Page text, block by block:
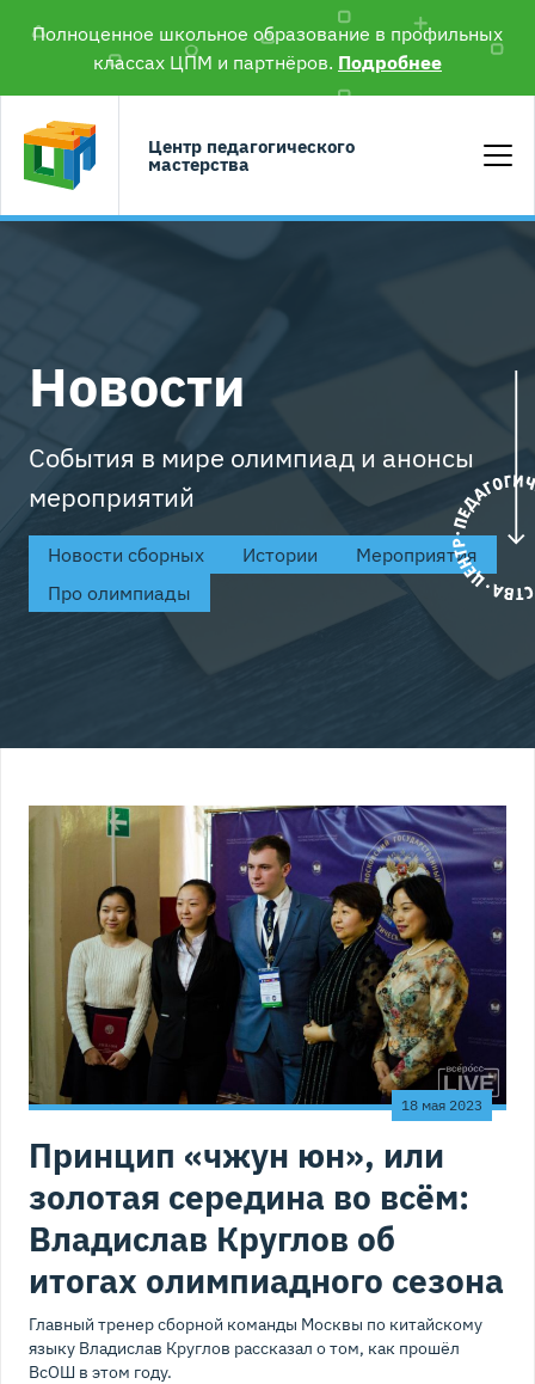
Полноценное школьное образование в профильных
классах ЦПМ и партнёров. Подробнее
Центр педагогического
мастерства
Новости
События в мире олимпиад и анонсы
мероприятий
Новости сборных Истории
Мероприятия
Про олимпиады
18 мая 2023
Принцип «чжун юн», или
золотая середина во всём:
Владислав Круглов об
итогах олимпиадного сезона
Главный тренер сборной команды Москвы по китайскому
языку Владислав Круглов рассказал о том, как прошёл
ВсОШ в этом году.